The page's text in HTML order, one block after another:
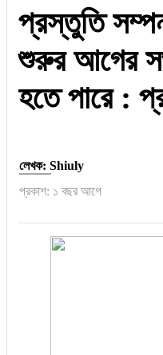
জাতীয়
তারুণ্য
সময়ের প্রলাপ
প্রস্তুতি
শুরুর আগের
হতে পারে :
লেখক: Shiuly
প্রকাশ: ১ বছর আগে